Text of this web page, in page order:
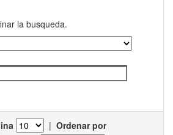
la busqueda.
| Ordenar por